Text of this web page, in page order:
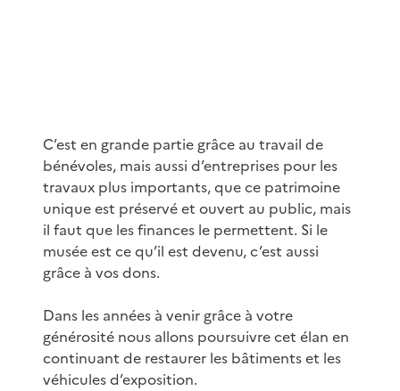
C’est en grande partie grâce au travail de
bénévoles, mais aussi d’entreprises pour les
travaux plus importants, que ce patrimoine
unique est préservé et ouvert au public, mais
il faut que les finances le permettent. Si le
musée est ce qu’il est devenu, c’est aussi
grâce à vos dons.
Dans les années à venir grâce à votre
générosité nous allons poursuivre cet élan en
continuant de restaurer les bâtiments et les
véhicules d’exposition.